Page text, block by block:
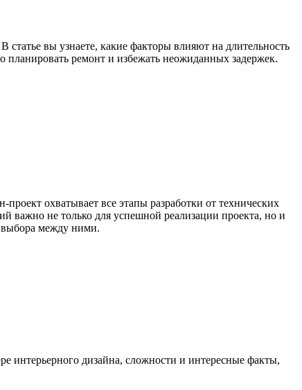
вы узнаете, какие факторы влияют на длительность
планировать ремонт и избежать неожиданных задержек.
охватывает все этапы разработки от технических
важно не только для успешной реализации проекта, но и
выбора между ними.
интерьерного дизайна, сложности и интересные факты,